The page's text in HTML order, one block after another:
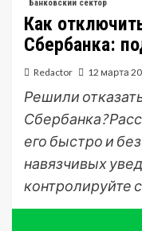
Банковский сектор
Как
Сбербанка:
Redactor 12 марта
Решили
Сбербанка?
его быстро и
навязчивых
контролируйте